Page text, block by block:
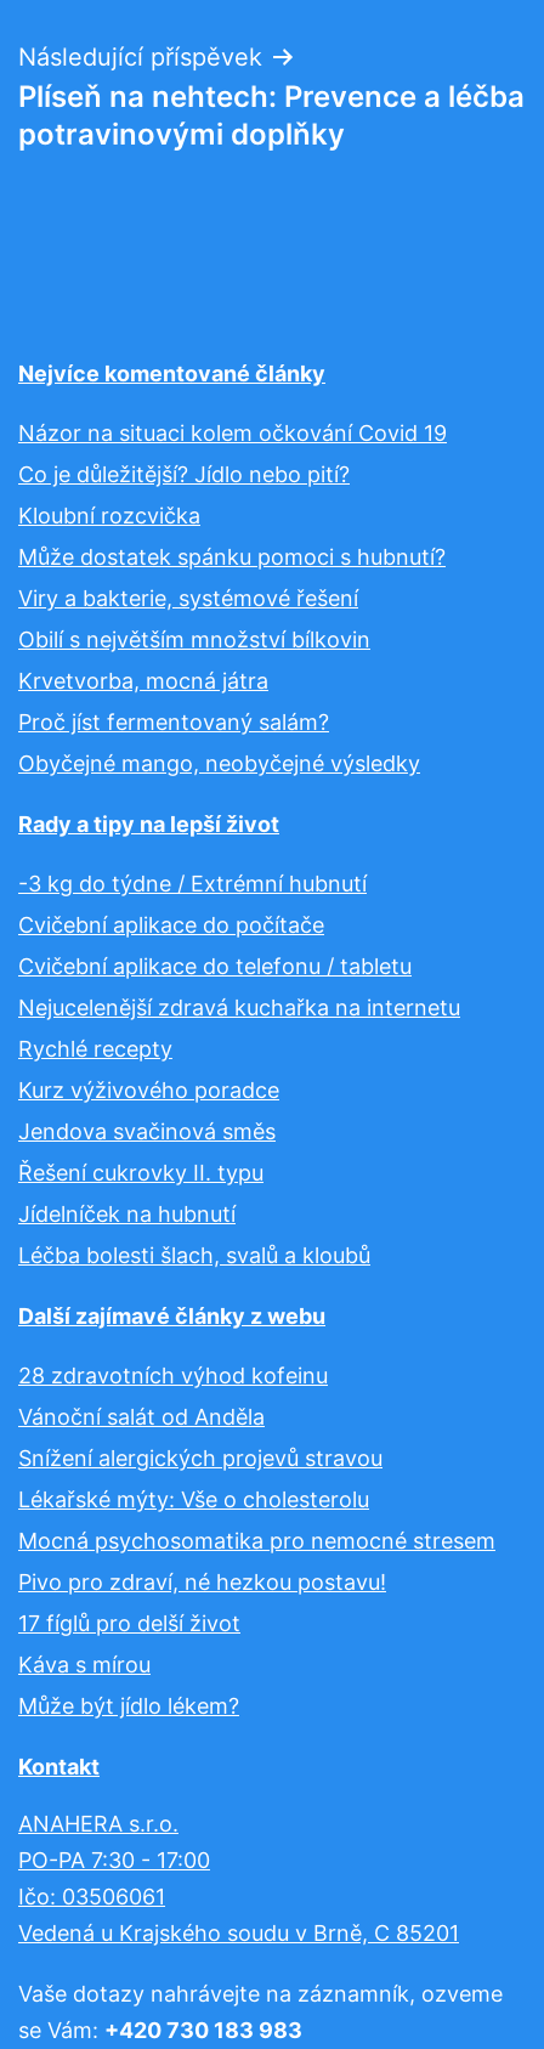
Následující příspěvek
Plíseň na nehtech: Prevence a léčba
potravinovými doplňky
Nejvíce komentované články
Názor na situaci kolem očkování Covid 19
Co je důležitější? Jídlo nebo pití?
Kloubní rozcvička
Může dostatek spánku pomoci s hubnutí?
Viry a bakterie, systémové řešení
Obilí s největším množství bílkovin
Krvetvorba, mocná játra
Proč jíst fermentovaný salám?
Obyčejné mango, neobyčejné výsledky
Rady a tipy na lepší život
-3 kg do týdne / Extrémní hubnutí
Cvičební aplikace do počítače
Cvičební aplikace do telefonu / tabletu
Nejucelenější zdravá kuchařka na internetu
Rychlé recepty
Kurz výživového poradce
Jendova svačinová směs
Řešení cukrovky II. typu
Jídelníček na hubnutí
Léčba bolesti šlach, svalů a kloubů
Další zajímavé články z webu
28 zdravotních výhod kofeinu
Vánoční salát od Anděla
Snížení alergických projevů stravou
Lékařské mýty: Vše o cholesterolu
Mocná psychosomatika pro nemocné stresem
Pivo pro zdraví, né hezkou postavu!
17 fíglů pro delší život
Káva s mírou
Může být jídlo lékem?
Kontakt
ANAHERA s.r.o.
PO-PA 7:30 - 17:00
Ičo: 03506061
Vedená u Krajského soudu v Brně, C 85201
Vaše dotazy nahrávejte na záznamník, ozveme
se Vám: +420 730 183 983